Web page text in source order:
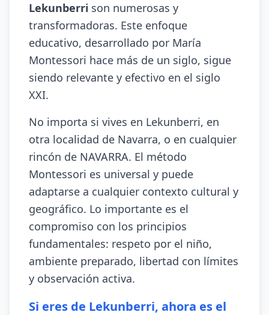
Lekunberri son numerosas y
transformadoras. Este enfoque
educativo, desarrollado por María
Montessori hace más de un siglo, sigue
siendo relevante y efectivo en el siglo
XXI.
No importa si vives en Lekunberri, en
otra localidad de Navarra, o en cualquier
rincón de NAVARRA. El método
Montessori es universal y puede
adaptarse a cualquier contexto cultural y
geográfico. Lo importante es el
compromiso con los principios
fundamentales: respeto por el niño,
ambiente preparado, libertad con límites
y observación activa.
Si eres de Lekunberri, ahora es el